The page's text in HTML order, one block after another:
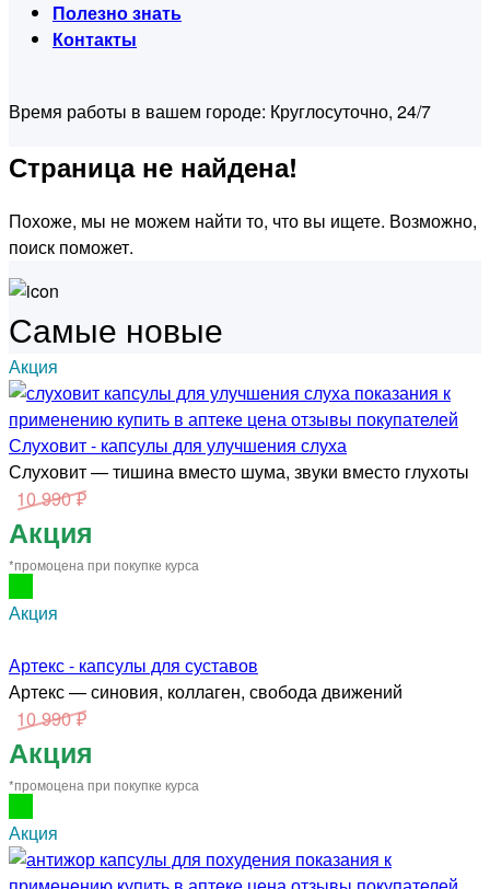
Полезно знать
Контакты
Время работы в вашем городе: Круглосуточно, 24/7
Страница не найдена!
Похоже, мы не можем найти то, что вы ищете. Возможно,
поиск поможет.
Самые новые
Акция
Слуховит - капсулы для улучшения слуха
Слуховит — тишина вместо шума, звуки вместо глухоты
10 990 ₽
Акция
*промоцена при покупке курса
Акция
Артекс - капсулы для суставов
Артекс — синовия, коллаген, свобода движений
10 990 ₽
Акция
*промоцена при покупке курса
Акция